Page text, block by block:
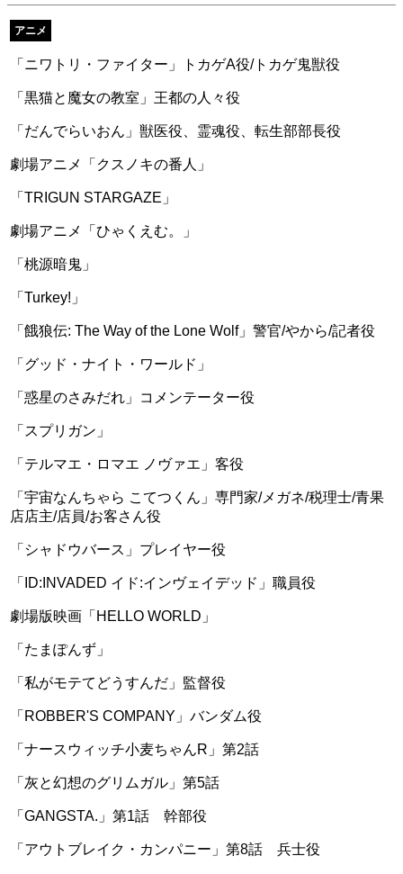
アニメ
「ニワトリ・ファイター」トカゲA役/トカゲ鬼獣役
「黒猫と魔女の教室」王都の人々役
「だんでらいおん」獣医役、霊魂役、転生部部長役
劇場アニメ「クスノキの番人」
「TRIGUN STARGAZE」
劇場アニメ「ひゃくえむ。」
「桃源暗鬼」
「Turkey!」
「餓狼伝: The Way of the Lone Wolf」警官/やから/記者役
「グッド・ナイト・ワールド」
「惑星のさみだれ」コメンテーター役
「スプリガン」
「テルマエ・ロマエ ノヴァエ」客役
「宇宙なんちゃら こてつくん」専門家/メガネ/税理士/青果
店店主/店員/お客さん役
「シャドウバース」プレイヤー役
「ID:INVADED イド:インヴェイデッド」職員役
劇場版映画「HELLO WORLD」
「たまぽんず」
「私がモテてどうすんだ」監督役
「ROBBER'S COMPANY」バンダム役
「ナースウィッチ小麦ちゃんR」第2話
「灰と幻想のグリムガル」第5話
「GANGSTA.」第1話 幹部役
「アウトブレイク・カンパニー」第8話 兵士役